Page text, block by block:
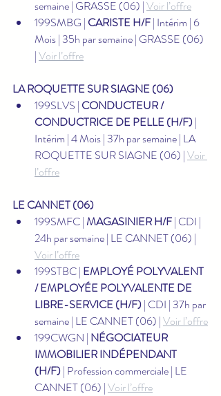
semaine | GRASSE (06) | Voir l’offre
199SMBG | CARISTE H/F | Intérim | 6
Mois | 35h par semaine | GRASSE (06)
| Voir l’offre
LA ROQUETTE SUR SIAGNE (06)
199SLVS | CONDUCTEUR /
CONDUCTRICE DE PELLE (H/F) |
Intérim | 4 Mois | 37h par semaine | LA
ROQUETTE SUR SIAGNE (06) | Voir
l’offre
LE CANNET (06)
199SMFC | MAGASINIER H/F | CDI |
24h par semaine | LE CANNET (06) |
Voir l’offre
199STBC | EMPLOYÉ POLYVALENT
/ EMPLOYÉE POLYVALENTE DE
LIBRE-SERVICE (H/F) | CDI | 37h par
semaine | LE CANNET (06) | Voir l’offre
199CWGN | NÉGOCIATEUR
IMMOBILIER INDÉPENDANT
(H/F) | Profession commerciale | LE
CANNET (06) | Voir l’offre